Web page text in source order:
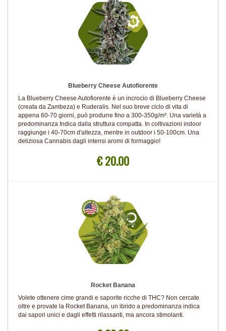
Blueberry Cheese Autofiorente
La Blueberry Cheese Autofiorente è un incrocio di Blueberry Cheese
(creata da Zambeza) e Ruderalis. Nel suo breve ciclo di vita di
appena 60-70 giorni, può produrre fino a 300-350g/m². Una varietà a
predominanza Indica dalla struttura compatta. In coltivazioni indoor
raggiunge i 40-70cm d'altezza, mentre in outdoor i 50-100cm. Una
deliziosa Cannabis dagli intensi aromi di formaggio!
€ 20.00
Rocket Banana
Volete ottenere cime grandi e saporite ricche di THC? Non cercate
oltre e provate la Rocket Banana, un ibrido a predominanza indica
dai sapori unici e dagli effetti rilassanti, ma ancora stimolanti.